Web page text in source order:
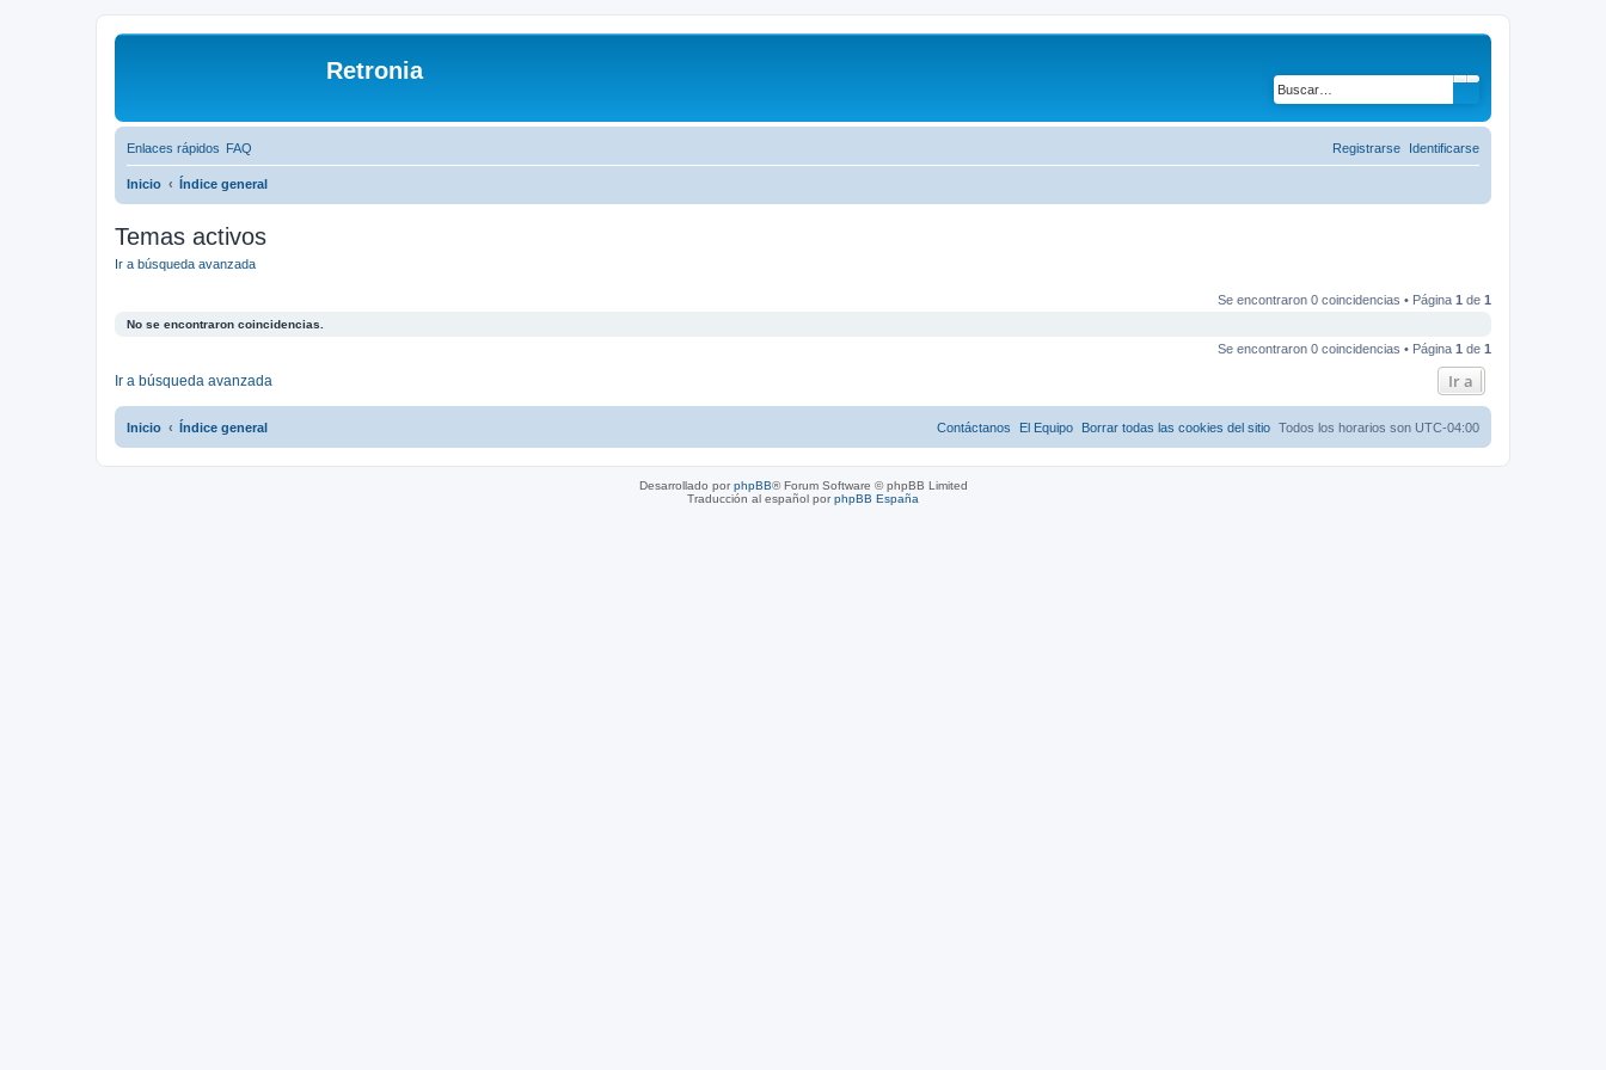
Retronia
Buscar
Búsqueda
Enlaces rápidos FAQ Identificarse
Registrarse
Inicio Índice general
Temas activos
Ir a búsqueda avanzada
Se encontraron 0 coincidencias • Página 1 de 1
No se encontraron coincidencias.
Se encontraron 0 coincidencias • Página 1 de 1
Ir a búsqueda avanzada Ir a
Inicio Índice general Todos los horarios son UTC-04:00
Borrar todas las cookies del sitio
El Equipo
Contáctanos
Desarrollado porphpBB® Forum Software © phpBB Limited
Traducción al español porphpBB España